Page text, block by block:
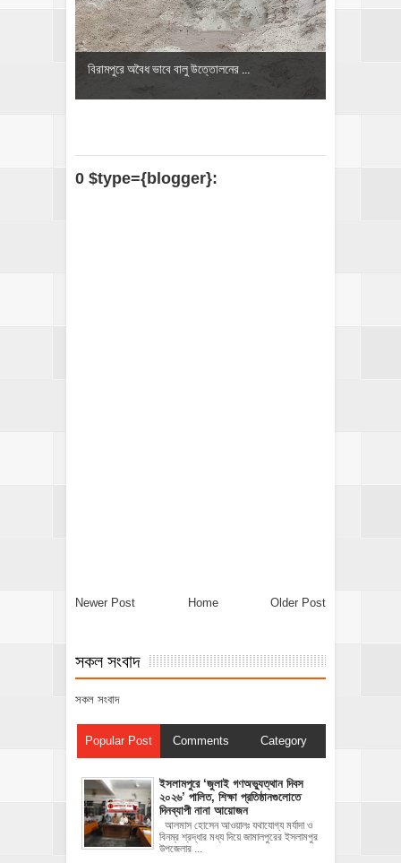
বিরামপুরে অবৈধ ভাবে বালু উত্তোলনের ...
0 $type={blogger}:
Newer Post Older Post
Home
সকল সংবাদ
সকল সংবাদ
Popular Post Comments Category
‎ইসলামপুরে ‘জুলাই গণঅভ্যুত্থান দিবস
২০২৬’ পালিত, শিক্ষা প্রতিষ্ঠানগুলোতে
দিনব্যাপী নানা আয়োজন
‎​আলমাস হোসেন আওয়ালঃ‎ ‎​যথাযোগ্য মর্যাদা ও
বিনম্র শ্রদ্ধার মধ্য দিয়ে জামালপুরের ইসলামপুর
উপজেলার ...